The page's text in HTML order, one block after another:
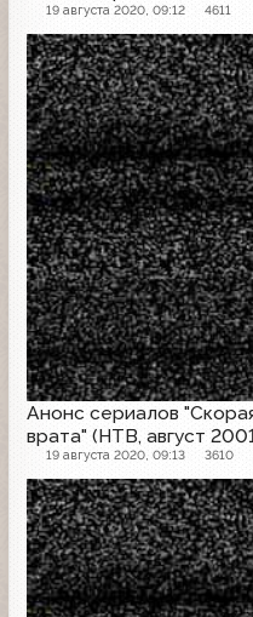
19 августа 2020, 09:12 4611
Анонс сериалов
врата" (НТВ, август
19 августа 2020, 09:13 3610
Анонс
Анонс